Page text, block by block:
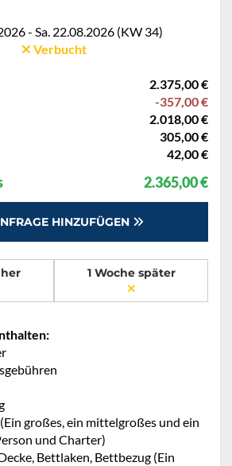
- Sa. 22.08.2026 (KW 34)
Verbucht
2.375,00 €
-357,00 €
2.018,00 €
305,00 €
42,00 €
2.365,00 €
HINZUFÜGEN
1 Woche später
großes, ein mittelgroßes und ein
und Charter)
Bettlaken, Bettbezug (Ein